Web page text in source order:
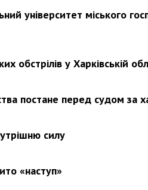
університет міського
обстрілів у Харківській
постане перед судом за
силу
«наступ»